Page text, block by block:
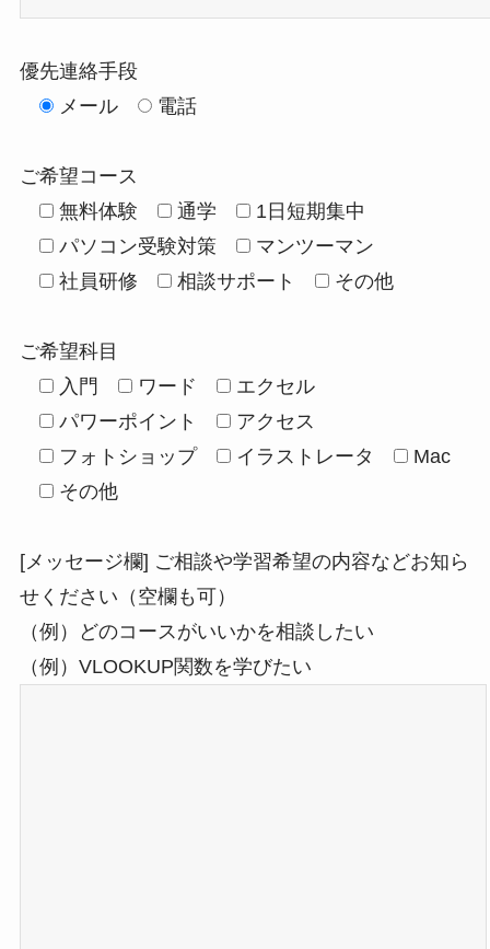
優先連絡手段
メール
電話
ご希望コース
無料体験
通学
1日短期集中
パソコン受験対策
マンツーマン
社員研修
相談サポート その他
ご希望科目
入門
ワード
エクセル
パワーポイント
アクセス
フォトショップ
イラストレータ
Mac
その他
[メッセージ欄] ご相談や学習希望の内容などお知ら
せください（空欄も可）
（例）どのコースがいいかを相談したい
（例）VLOOKUP関数を学びたい